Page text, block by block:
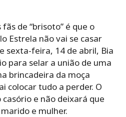
de “brisoto” é que o
Estrela não vai se casar
sexta-feira, 14 de abril, Bia
para selar a união de uma
brincadeira da moça
colocar tudo a perder. O
casório e não deixará que
e mulher.